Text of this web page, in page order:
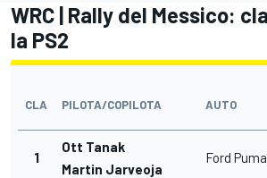
WRC | Rally del Messico:
la PS2
CLA PILOTA/COPILOTA AUTO
1
Ott Tanak
Martin Jarveoja
Ford